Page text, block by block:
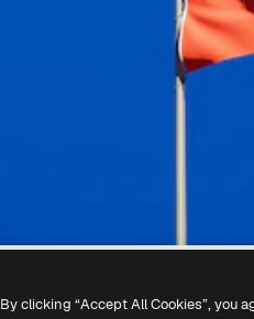
By clicking “Accept All Cookies”, you